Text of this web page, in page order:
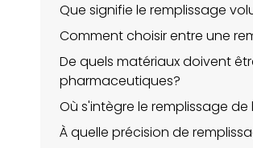
Que signifie le remplissage
Comment choisir entre une
De quels matériaux doivent
pharmaceutiques?
Où s'intègre le remplissage
À quelle précision de